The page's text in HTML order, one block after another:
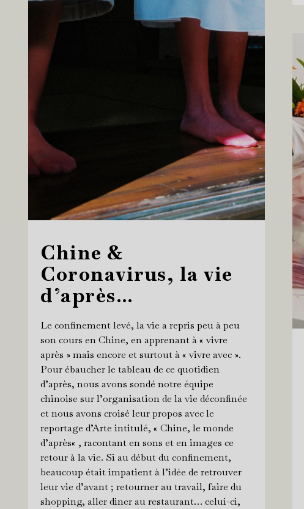
Chine &
Coronavirus, la vie
d’après…
Le confinement levé, la vie a repris peu à peu
son cours en Chine, en apprenant à « vivre
après » mais encore et surtout à « vivre avec ».
Pour ébaucher le tableau de ce quotidien
d’après, nous avons sondé notre équipe
chinoise sur l’organisation de la vie déconfinée
et nous avons croisé leur propos avec le
reportage d’Arte intitulé, « Chine, le monde
d’après« , racontant en sons et en images ce
retour à la vie. Si au début du confinement,
beaucoup était impatient à l’idée de retrouver
leur vie d’avant ; retourner au travail, faire du
shopping, aller diner au restaurant… celui-ci,